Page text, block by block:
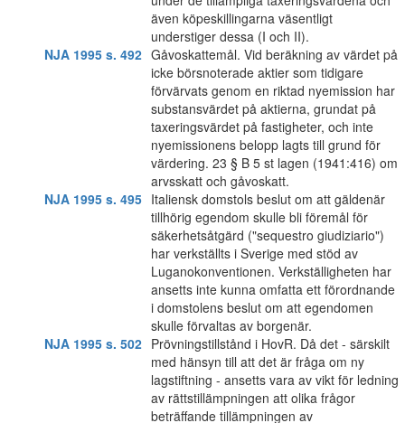
även köpeskillingarna väsentligt
understiger dessa (I och II).
NJA 1995 s. 492 Gåvoskattemål. Vid beräkning av värdet på
icke börsnoterade aktier som tidigare
förvärvats genom en riktad nyemission har
substansvärdet på aktierna, grundat på
taxeringsvärdet på fastigheter, och inte
nyemissionens belopp lagts till grund för
värdering. 23 § B 5 st lagen (1941:416) om
arvsskatt och gåvoskatt.
NJA 1995 s. 495 Italiensk domstols beslut om att gäldenär
tillhörig egendom skulle bli föremål för
säkerhetsåtgärd ("sequestro giudiziario")
har verkställts i Sverige med stöd av
Luganokonventionen. Verkställigheten har
ansetts inte kunna omfatta ett förordnande
i domstolens beslut om att egendomen
skulle förvaltas av borgenär.
NJA 1995 s. 502 Prövningstillstånd i HovR. Då det - särskilt
med hänsyn till att det är fråga om ny
lagstiftning - ansetts vara av vikt för ledning
av rättstillämpningen att olika frågor
beträffande tillämpningen av